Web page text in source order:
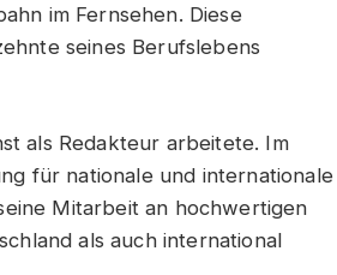
im Fernsehen. Diese
seines Berufslebens
als Redakteur arbeitete. Im
für nationale und internationale
Mitarbeit an hochwertigen
als auch international